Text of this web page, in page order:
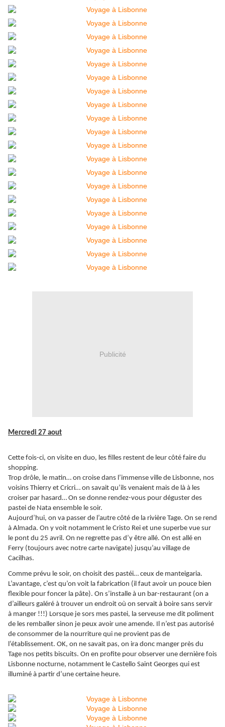
Publicité
Mercredi 27 aout
Cette fois-ci, on visite en duo, les filles restent de leur côté faire du
shopping.
Trop drôle, le matin… on croise dans l’immense ville de Lisbonne, nos
voisins Thierry et Cricri… on savait qu’ils venaient mais de là à les
croiser par hasard… On se donne rendez-vous pour déguster des
pastei de Nata ensemble le soir.
Aujourd’hui, on va passer de l’autre côté de la rivière Tage. On se rend
à Almada. On y voit notamment le Cristo Rei et une superbe vue sur
le pont du 25 avril. On ne regrette pas d’y être allé. On est allé en
Ferry (toujours avec notre carte navigate) jusqu’au village de
Cacilhas.
Comme prévu le soir, on choisit des pastéi… ceux de manteigaria.
L’avantage, c’est qu’on voit la fabrication (il faut avoir un pouce bien
flexible pour foncer la pâte). On s’installe à un bar-restaurant (on a
d’ailleurs galéré à trouver un endroit où on servait à boire sans servir
à manger !!!) Lorsque je sors mes pastei, la serveuse me dit poliment
de les remballer sinon je peux avoir une amende. Il n’est pas autorisé
de consommer de la nourriture qui ne provient pas de
l’établissement. OK, on ne savait pas, on ira donc manger près du
Tage nos petits biscuits. On en profite pour observer une dernière fois
Lisbonne nocturne, notamment le Castello Saint Georges qui est
illuminé à partir d’une certaine heure.